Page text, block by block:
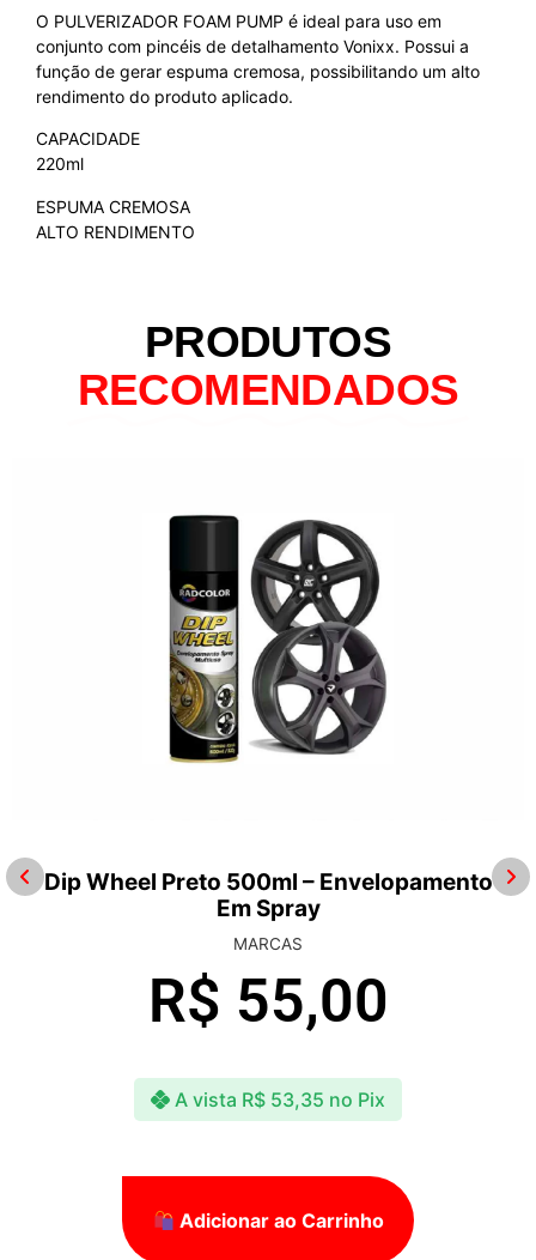
O PULVERIZADOR FOAM PUMP é ideal para uso em
conjunto com pincéis de detalhamento Vonixx. Possui a
função de gerar espuma cremosa, possibilitando um alto
rendimento do produto aplicado.
CAPACIDADE
220ml
ESPUMA CREMOSA
ALTO RENDIMENTO
PRODUTOS
RECOMENDADOS
Dip Wheel Preto 500ml – Envelopamento
Em Spray
MARCAS
R$ 55,00
A vista R$ 53,35 no Pix
Adicionar ao Carrinho